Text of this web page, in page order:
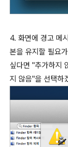
4. 화면에 경고 메
본을 유지할 필요
싶다면 "추가하지
지 않음"을 선택